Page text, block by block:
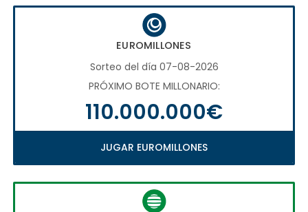
EUROMILLONES
Sorteo del día 07-08-2026
PRÓXIMO BOTE MILLONARIO:
110.000.000€
JUGAR EUROMILLONES